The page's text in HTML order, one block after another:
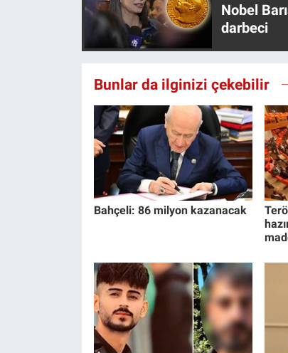
Nobel
darbeci
Bunlar da ilginizi çekebilir
Bahçeli: 86 milyon kazanacak